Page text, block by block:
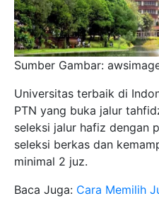
Sumber Gambar:
Universitas terbaik di
PTN yang buka jalur
seleksi jalur hafiz dengan
seleksi berkas dan
minimal 2 juz.
Baca Juga: Cara Memilih